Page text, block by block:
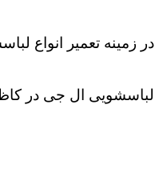
زمینه تعمیر انواع
ال جی در کاظم